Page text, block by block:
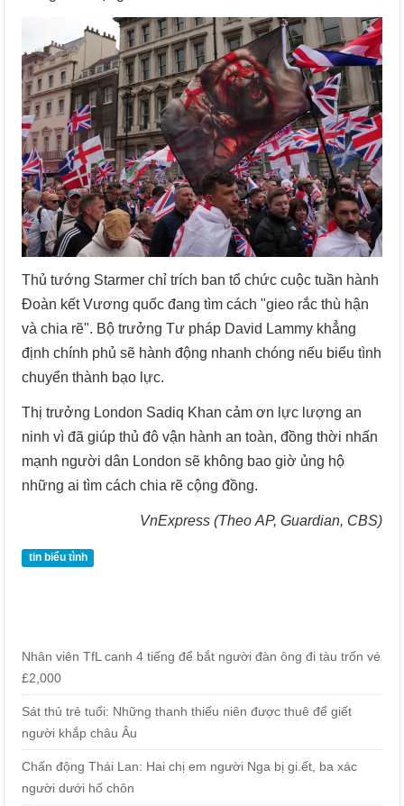
Thủ tướng Starmer chỉ trích ban tổ chức cuộc tuần hành
Đoàn kết Vương quốc đang tìm cách "gieo rắc thù hận
và chia rẽ". Bộ trưởng Tư pháp David Lammy khẳng
định chính phủ sẽ hành động nhanh chóng nếu biểu tình
chuyển thành bạo lực.
Thị trưởng London Sadiq Khan cảm ơn lực lượng an
ninh vì đã giúp thủ đô vận hành an toàn, đồng thời nhấn
mạnh người dân London sẽ không bao giờ ủng hộ
những ai tìm cách chia rẽ cộng đồng.
VnExpress (Theo AP, Guardian, CBS)
tin biểu tình
Nhân viên TfL canh 4 tiếng để bắt người đàn ông đi tàu trốn vé
£2,000
Sát thủ trẻ tuổi: Những thanh thiếu niên được thuê để giết
người khắp châu Âu
Chấn động Thái Lan: Hai chị em người Nga bị gi.ết, ba xác
người dưới hố chôn